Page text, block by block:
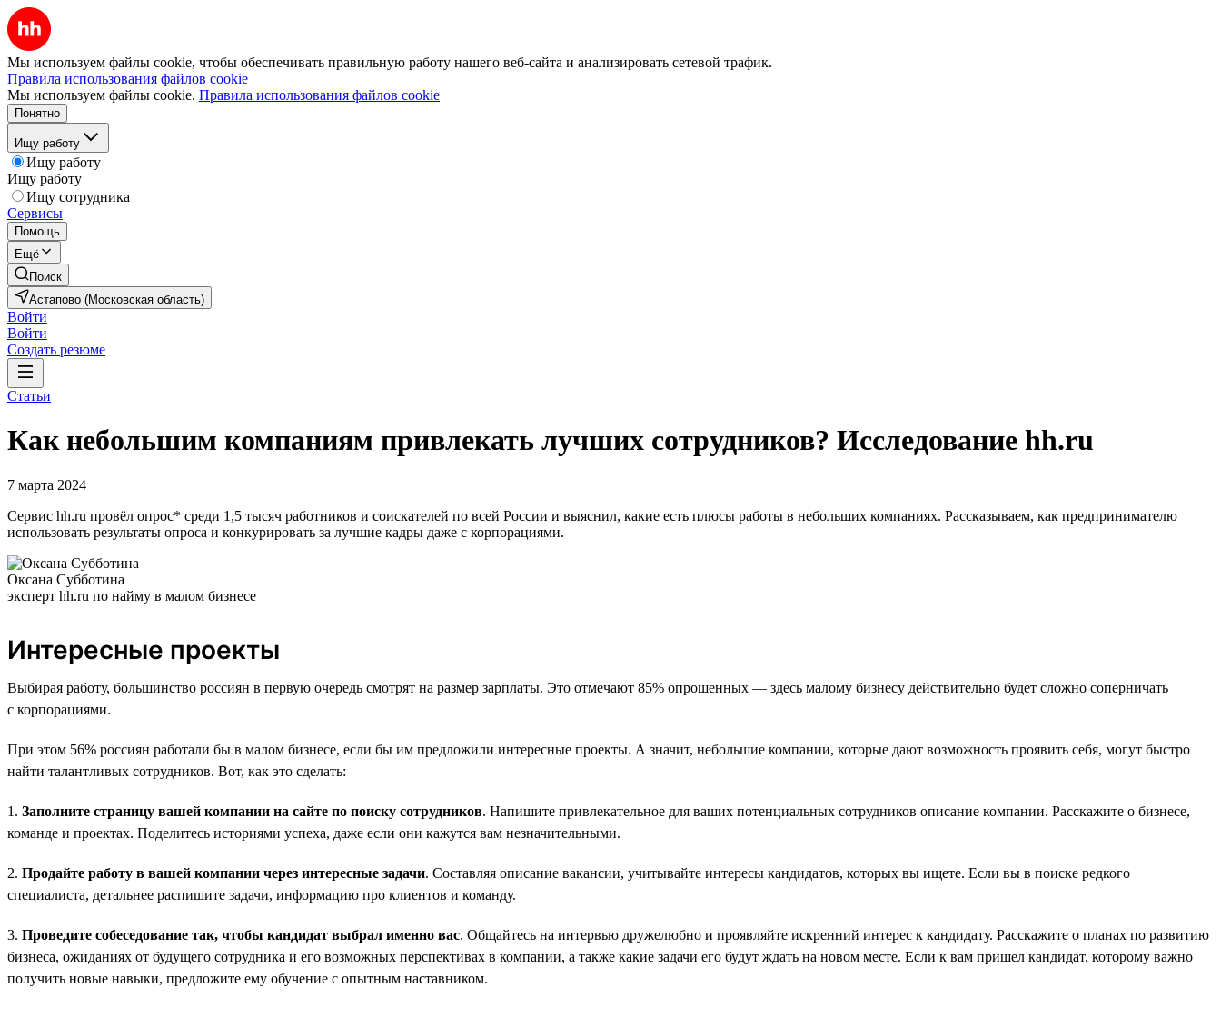
Мы используем файлы cookie, чтобы обеспечивать правильную работу нашего веб-сайта и анализировать сетевой трафик.
Правила использования файлов cookie
Мы используем файлы cookie. Правила использования файлов cookie
Понятно
Ищу работу
Ищу работу
Ищу работу
Ищу сотрудника
Сервисы
Помощь
Ещё
Поиск
Астапово (Московская область)
Войти
Войти
Создать резюме
Статьи
Как небольшим компаниям привлекать лучших сотрудников? Исследование hh.ru
7 марта 2024
Сервис hh.ru провёл опрос* среди 1,5 тысяч работников и соискателей по всей России и выяснил, какие есть плюсы работы в небольших компаниях. Рассказываем, как предпринимателю
использовать результаты опроса и конкурировать за лучшие кадры даже с корпорациями.
Оксана Субботина
эксперт hh.ru по найму в малом бизнесе
Интересные проекты
Выбирая работу, большинство россиян в первую очередь смотрят на размер зарплаты. Это отмечают 85% опрошенных — здесь малому бизнесу действительно будет сложно соперничать
с корпорациями.
При этом 56% россиян работали бы в малом бизнесе, если бы им предложили интересные проекты. А значит, небольшие компании, которые дают возможность проявить себя, могут быстро
найти талантливых сотрудников. Вот, как это сделать:
1. Заполните страницу вашей компании на сайте по поиску сотрудников. Напишите привлекательное для ваших потенциальных сотрудников описание компании. Расскажите о бизнесе,
команде и проектах. Поделитесь историями успеха, даже если они кажутся вам незначительными.
2. Продайте работу в вашей компании через интересные задачи. Составляя описание вакансии, учитывайте интересы кандидатов, которых вы ищете. Если вы в поиске редкого
специалиста, детальнее распишите задачи, информацию про клиентов и команду.
3. Проведите собеседование так, чтобы кандидат выбрал именно вас. Общайтесь на интервью дружелюбно и проявляйте искренний интерес к кандидату. Расскажите о планах по развитию
бизнеса, ожиданиях от будущего сотрудника и его возможных перспективах в компании, а также какие задачи его будут ждать на новом месте. Если к вам пришел кандидат, которому важно
получить новые навыки, предложите ему обучение с опытным наставником.